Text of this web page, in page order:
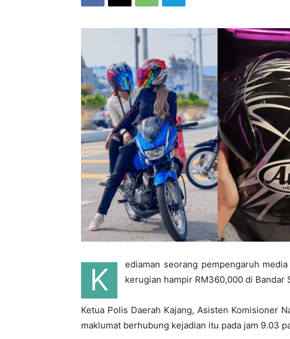
K
ediaman seorang pempengaruh
kerugian hampir RM360,000 di Bandar
Ketua Polis Daerah Kajang, Asisten Komisioner
maklumat berhubung kejadian itu pada jam 9.03